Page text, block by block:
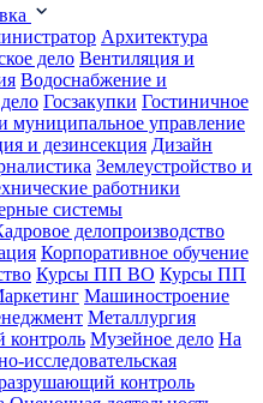
Архитектура
дело Вентиляция и
Водоснабжение и
Госзакупки Гостиничное
муниципальное управление
и дезинсекция Дизайн
Землеустройство и
работники
системы
делопроизводство
Корпоративное обучение
Курсы ПП ВО Курсы ПП
Машиностроение
Металлургия
контроль Музейное дело На
исследовательская
контроль